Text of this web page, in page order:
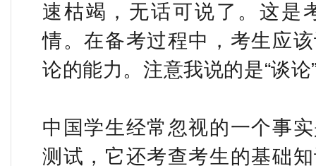
速枯竭，无话可说了。这是
情。在备考过程中，考生应
论的能力。注意我说的是“谈论
中国学生经常忽视的一个事
测试，它还考查考生的基础